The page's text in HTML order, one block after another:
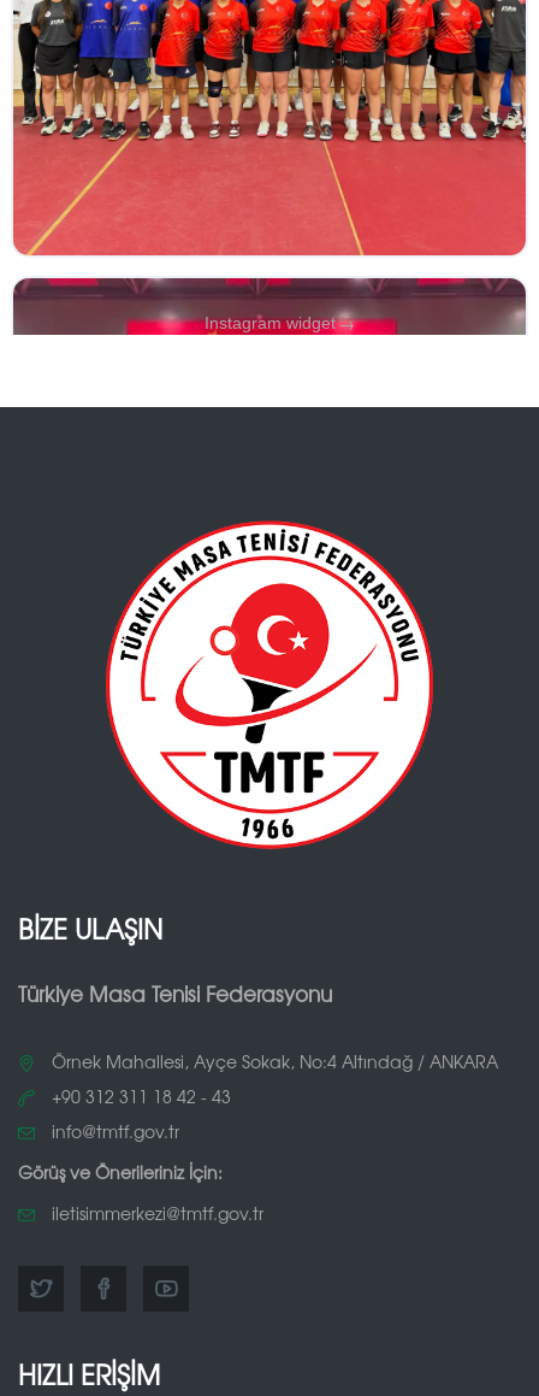
Instagram widget→
BİZE ULAŞIN
Türkiye Masa Tenisi Federasyonu
Örnek Mahallesi, Ayçe Sokak, No:4 Altındağ / ANKARA
+90 312 311 18 42 - 43
info@tmtf.gov.tr
Görüş ve Önerileriniz İçin:
iletisimmerkezi@tmtf.gov.tr
HIZLI ERİŞİM